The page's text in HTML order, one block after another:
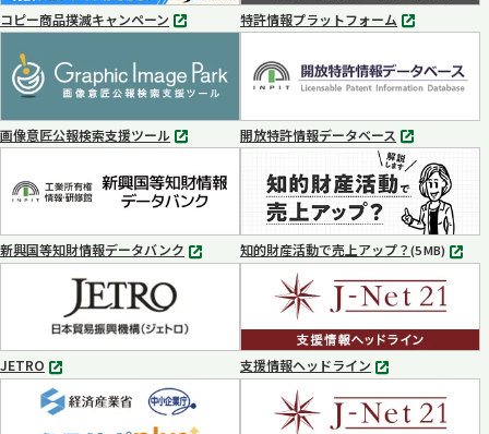
コピー商品撲滅キャンペーン
別
で
開
く
特許情報プラットフォーム
別
ブ
で
く
画像意匠公報検索支援ツール
別
ブ
で
く
開放特許情報データベース
別
タ
ブ
で
開
く
新興国等知財情報データバンク
別
開
く
知的財産活動で売上アップ？(5 MB) MP4
JETRO
別
タ
ブ
支援情報ヘッドライン
別
タ
ブ